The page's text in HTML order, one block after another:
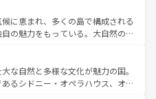
しむこともできる。 なお、新
テンツ一覧 を参照してほしい。
光、ショッピング、エンターテイ
的なスポットだ。一方、アメリカ
、グランドキャニオンやイエロー
は、音楽と美食が融合した独特の
メリカの各地域で異なる魅力を楽
と豊かな歴史を感じることができ
に恵まれ、多くの島で構成される
の魅力をもっている。大自然の神
た、定番の観光地といえばオアフ
めるならマウイ島やカウアイ島が
リーンに輝く海をはじめ、豊かな
な自然と多様な文化が魅力の国。
るシドニー・オペラハウス、オー